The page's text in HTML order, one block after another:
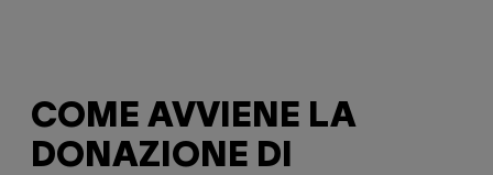
COME AVVIENE LA
DONAZIONE DI